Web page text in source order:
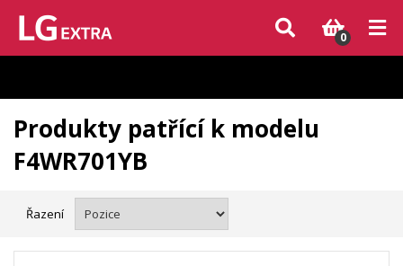
Vzhledem k aktuální situaci se může dodání dílů, které nejsou skladem,
zpozdit. Děkujeme za pochopení.
0
Produkty patřící k modelu
F4WR701YB
Řazení